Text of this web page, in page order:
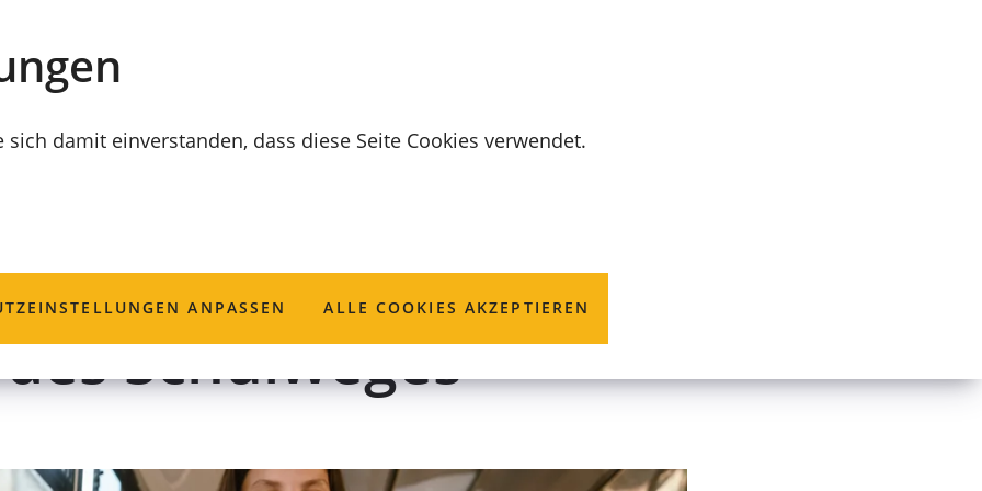
damit einverstanden, dass diese Seite Cookies verwendet.
ANPASSEN ALLE COOKIES AKZEPTIEREN
Beantragung der
Schulweges